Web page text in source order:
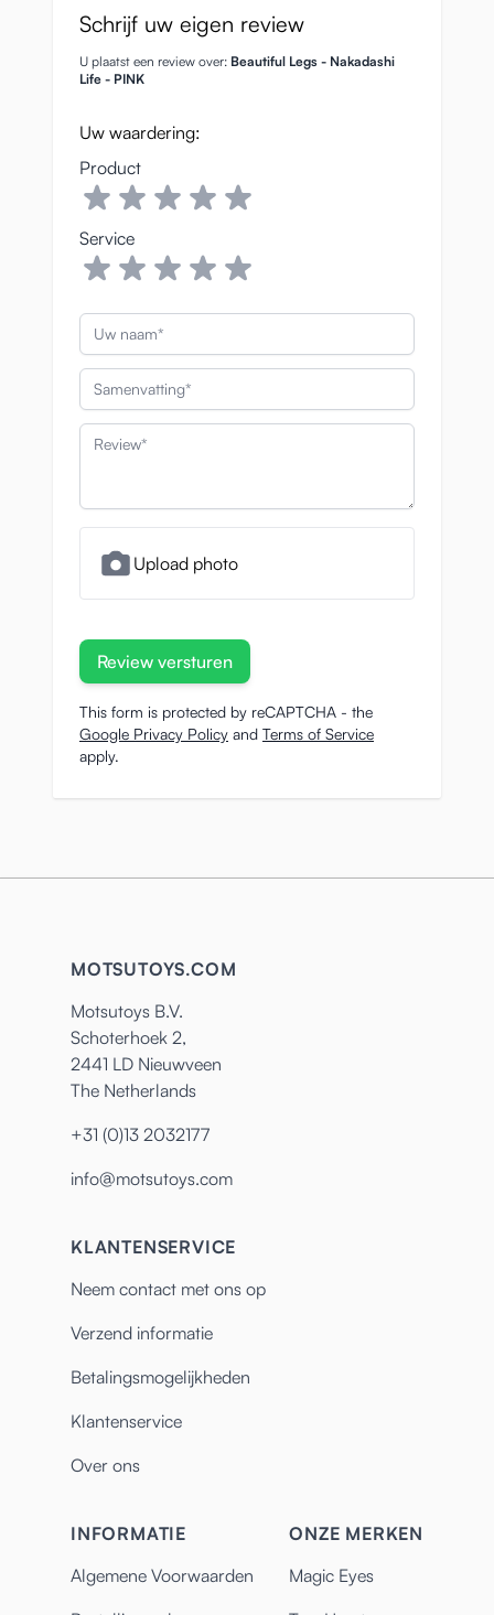
Schrijf uw eigen review
U plaatst een review over: Beautiful Legs - Nakadashi
Life - PINK
Uw waardering:
Product
Service
Uw naam
Samenvatting
Review
Upload photo
Review versturen
This form is protected by reCAPTCHA - the
Google Privacy Policy and Terms of Service
apply.
MOTSUTOYS.COM
Motsutoys B.V.
Schoterhoek 2,
2441 LD Nieuwveen
The Netherlands
+31 (0)13 2032177
info@motsutoys.com
KLANTENSERVICE
Neem contact met ons op
Verzend informatie
Betalingsmogelijkheden
Klantenservice
Over ons
INFORMATIE
Algemene Voorwaarden
ONZE MERKEN
Magic Eyes